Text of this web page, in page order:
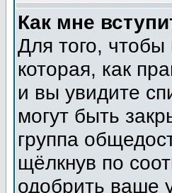
Как мне
Для того, чтобы
которая, как
и вы увидите
могут быть
группа
щёлкнув по
одобрить ваше